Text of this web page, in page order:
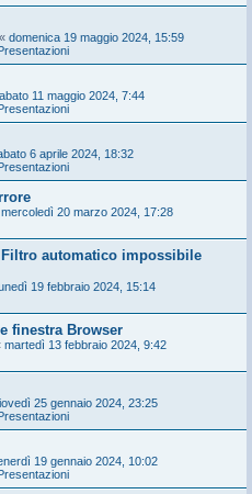
« domenica 19 maggio 2024, 15:59
11 maggio 2024, 7:44
6 aprile 2024, 18:32
mercoledì 20 marzo 2024, 17:28
automatico impossibile
19 febbraio 2024, 15:14
finestra Browser
martedì 13 febbraio 2024, 9:42
25 gennaio 2024, 23:25
19 gennaio 2024, 10:02